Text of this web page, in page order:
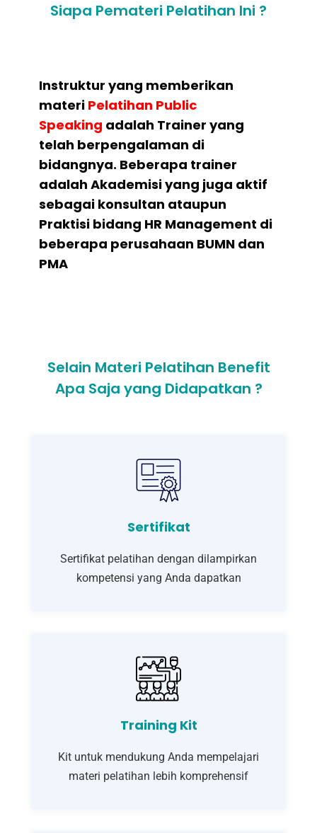
Siapa Pemateri Pelatihan Ini ?
Instruktur yang memberikan
materi Pelatihan Public
Speaking adalah Trainer yang
telah berpengalaman di
bidangnya. Beberapa trainer
adalah Akademisi yang juga aktif
sebagai konsultan ataupun
Praktisi bidang HR Management di
beberapa perusahaan BUMN dan
PMA
Selain Materi Pelatihan Benefit
Apa Saja yang Didapatkan ?
Sertifikat
Sertifikat pelatihan dengan dilampirkan
kompetensi yang Anda dapatkan
Training Kit
Kit untuk mendukung Anda mempelajari
materi pelatihan lebih komprehensif